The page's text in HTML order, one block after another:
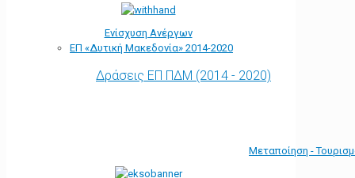
Ενίσχυση Ανέργων
ΕΠ «Δυτική Μακεδονία» 2014-2020
Δράσεις ΕΠ ΠΔΜ (2014 - 2020)
Μεταποίηση -